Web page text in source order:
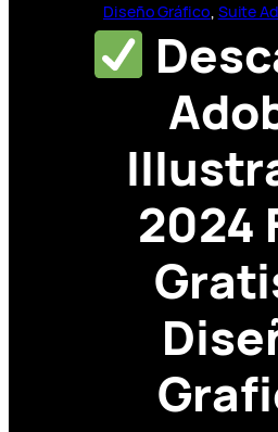
Diseño Gráfico, Suite
2024